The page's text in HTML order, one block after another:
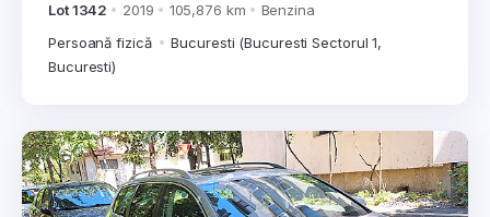
Lot 1342 2019 105,876 km
Benzina
Persoană fizică
Bucuresti (Bucuresti Sectorul 1,
Bucuresti)